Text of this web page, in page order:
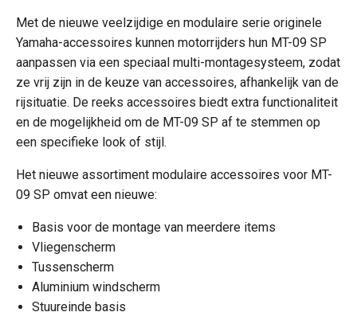
Met de nieuwe veelzijdige en modulaire serie originele
Yamaha-accessoires kunnen motorrijders hun MT-09 SP
aanpassen via een speciaal multi-montagesysteem, zodat
ze vrij zijn in de keuze van accessoires, afhankelijk van de
rijsituatie. De reeks accessoires biedt extra functionaliteit
en de mogelijkheid om de MT-09 SP af te stemmen op
een specifieke look of stijl.
Het nieuwe assortiment modulaire accessoires voor MT-
09 SP omvat een nieuwe:
Basis voor de montage van meerdere items
Vliegenscherm
Tussenscherm
Aluminium windscherm
Stuureinde basis